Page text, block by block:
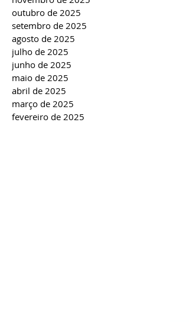
outubro de 2025
setembro de 2025
agosto de 2025
julho de 2025
junho de 2025
maio de 2025
abril de 2025
março de 2025
fevereiro de 2025